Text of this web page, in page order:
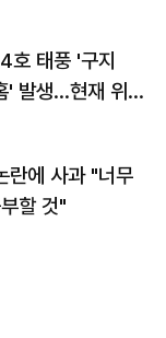
호 태풍 '구지
' 발생…현재 위
란에 사과 "너무
할 것"